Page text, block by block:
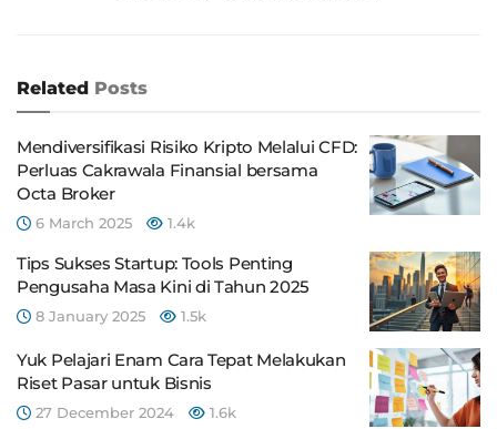
Related Posts
Mendiversifikasi Risiko Kripto Melalui CFD:
Perluas Cakrawala Finansial bersama
Octa Broker
6 March 2025 1.4k
Tips Sukses Startup: Tools Penting
Pengusaha Masa Kini di Tahun 2025
8 January 2025 1.5k
Yuk Pelajari Enam Cara Tepat Melakukan
Riset Pasar untuk Bisnis
27 December 2024 1.6k